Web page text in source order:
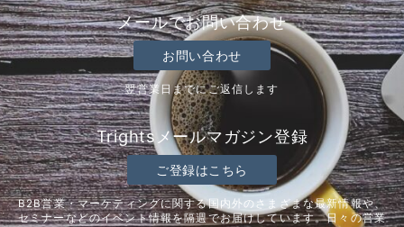
メールでお問い合わせ
お問い合わせ
翌営業日までにご返信します
Trightsメールマガジン登録
ご登録はこちら
B2B営業・マーケティングに関する国内外のさまざまな最新情報や、
セミナーなどのイベント情報を隔週でお届けしています。日々の営業